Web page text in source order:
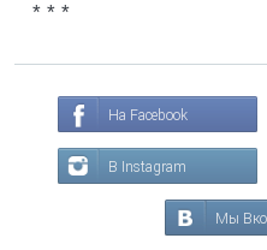
* * *
На Facebook
В Instagram
Мы